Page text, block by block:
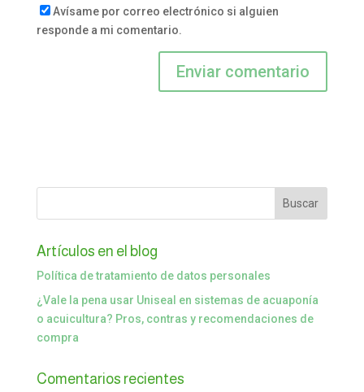
Avísame por correo electrónico si alguien
responde a mi comentario.
Artículos en el blog
Política de tratamiento de datos personales
¿Vale la pena usar Uniseal en sistemas de acuaponía
o acuicultura? Pros, contras y recomendaciones de
compra
Comentarios recientes